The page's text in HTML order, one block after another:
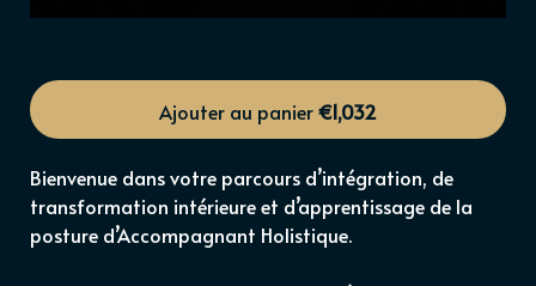
Ajouter au panier€1,032
Bienvenue dans votre parcours d’intégration, de
transformation intérieure et d’apprentissage de la
posture d’Accompagnant Holistique.